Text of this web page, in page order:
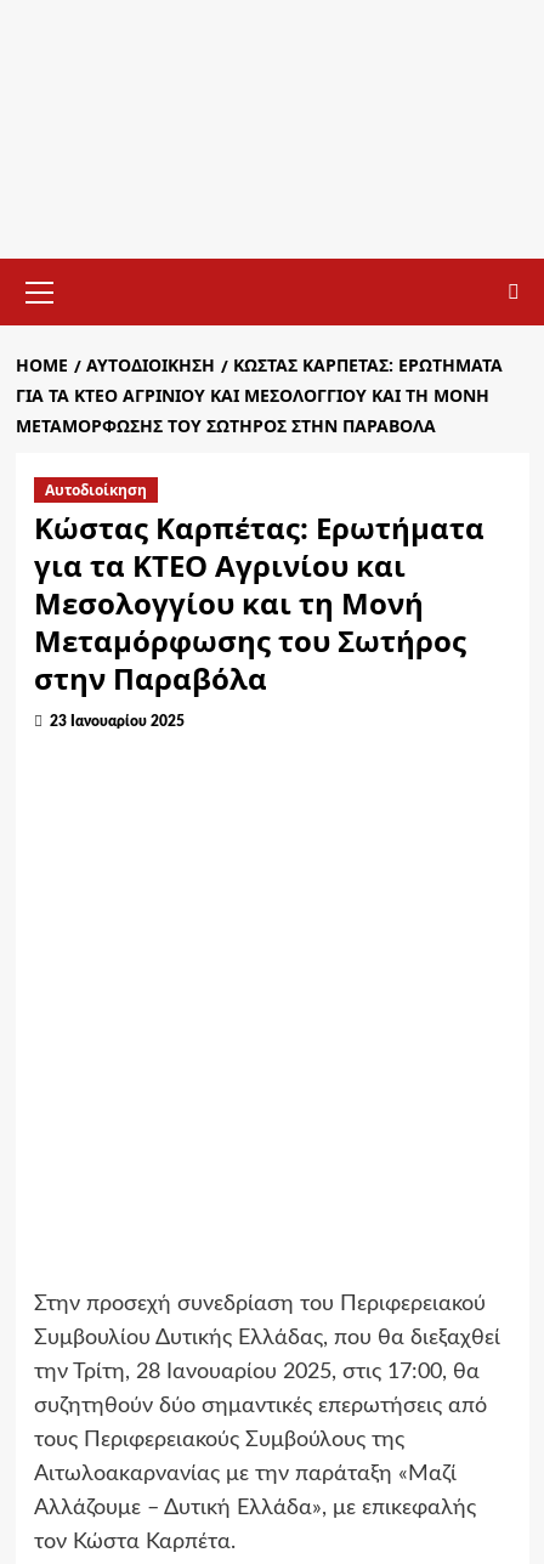
Menu
HOME ΑΥΤΟΔΙΟΊΚΗΣΗ
ΚΏΣΤΑΣ ΚΑΡΠΈΤΑΣ: ΕΡΩΤΉΜΑΤΑ
ΓΙΑ ΤΑ ΚΤΕΟ ΑΓΡΙΝΊΟΥ ΚΑΙ ΜΕΣΟΛΟΓΓΊΟΥ ΚΑΙ ΤΗ ΜΟΝΉ
ΜΕΤΑΜΌΡΦΩΣΗΣ ΤΟΥ ΣΩΤΉΡΟΣ ΣΤΗΝ ΠΑΡΑΒΌΛΑ
Αυτοδιοίκηση
Κώστας Καρπέτας: Ερωτήματα
για τα ΚΤΕΟ Αγρινίου και
Μεσολογγίου και τη Μονή
Μεταμόρφωσης του Σωτήρος
στην Παραβόλα
23 Ιανουαρίου 2025
Στην προσεχή συνεδρίαση του Περιφερειακού
Συμβουλίου Δυτικής Ελλάδας, που θα διεξαχθεί
την Τρίτη, 28 Ιανουαρίου 2025, στις 17:00, θα
συζητηθούν δύο σημαντικές επερωτήσεις από
τους Περιφερειακούς Συμβούλους της
Αιτωλοακαρνανίας με την παράταξη «Μαζί
Αλλάζουμε – Δυτική Ελλάδα», με επικεφαλής
τον Κώστα Καρπέτα.